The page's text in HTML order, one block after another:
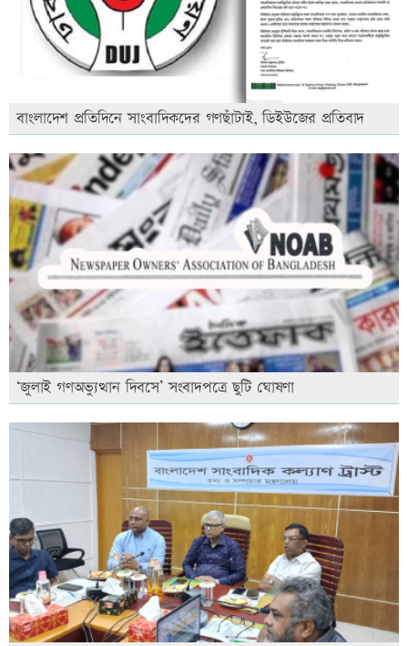
বাংলাদেশ প্রতিদিনে সাংবাদিকদের গণছাঁটাই, ডিইউজের প্রতিবাদ
‘জুলাই গণঅভ্যুত্থান দিবসে’ সংবাদপত্রে ছুটি ঘোষণা